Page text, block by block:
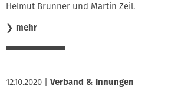
Helmut Brunner und Martin Zeil.
❯ mehr
12.10.2020 Verband & Innungen